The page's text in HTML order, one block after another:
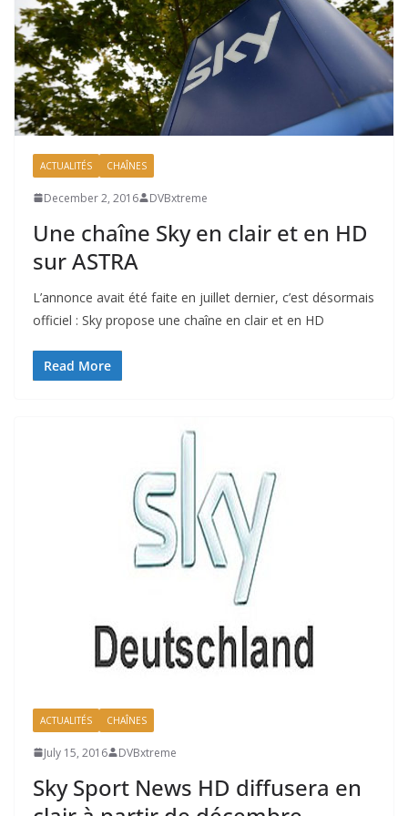
ACTUALITÉS CHAÎNES
December 2, 2016 DVBxtreme
Une chaîne Sky en clair et en HD
sur ASTRA
L’annonce avait été faite en juillet dernier, c’est désormais
officiel : Sky propose une chaîne en clair et en HD
Read More
ACTUALITÉS CHAÎNES
July 15, 2016 DVBxtreme
Sky Sport News HD diffusera en